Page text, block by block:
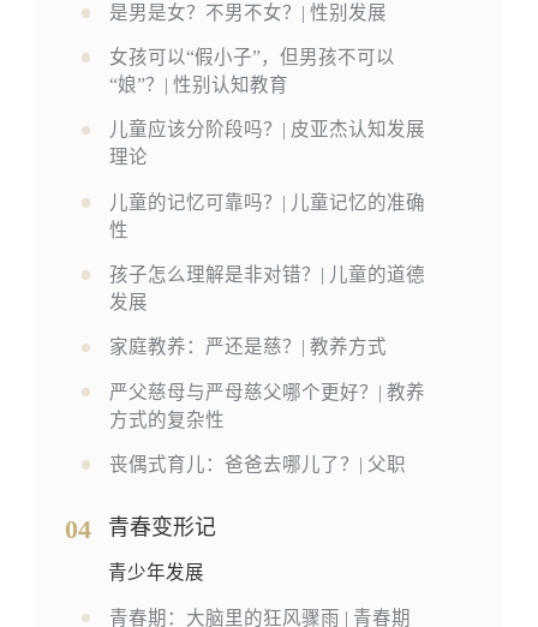
是男是女？不男不女？| 性别发展
女孩可以“假小子”，但男孩不可以
“娘”？| 性别认知教育
儿童应该分阶段吗？| 皮亚杰认知发展
理论
儿童的记忆可靠吗？| 儿童记忆的准确
性
孩子怎么理解是非对错？| 儿童的道德
发展
家庭教养：严还是慈？| 教养方式
严父慈母与严母慈父哪个更好？| 教养
方式的复杂性
丧偶式育儿：爸爸去哪儿了？| 父职
04 青春变形记
青少年发展
青春期：大脑里的狂风骤雨 | 青春期